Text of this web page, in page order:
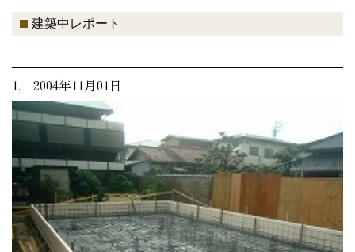
建築中レポート
1. 2004年11月01日